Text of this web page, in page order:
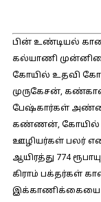
பின் உண்டியல்
கல்யாணி
கோயில் உதவி
முருகேசன்,
பேஷ்கார்கள்
கண்ணன், கோயில்
ஊழியர்கள் பலர்
ஆயிரத்து 774
கிராம் பக்தர்கள்
இக்காணிக்கையை